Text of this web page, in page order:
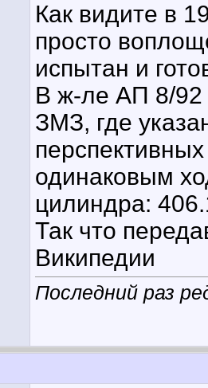
Как видите в
просто
испытан и
В ж-ле АП 8/92
ЗМЗ, где
одинаковым
цилиндра:
Так что
Википедии
Последний раз